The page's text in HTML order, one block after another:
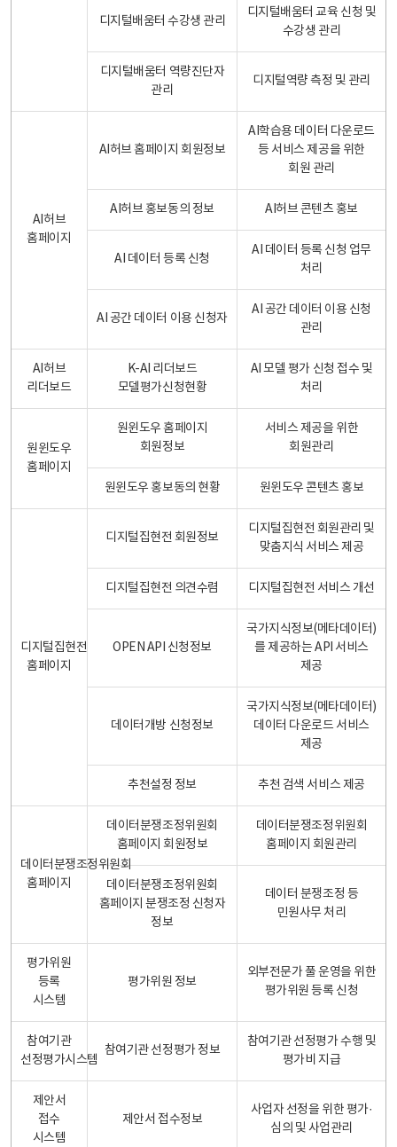
디지털배움터 수강생 관리
디지털배움터 교육 신청 및
수강생 관리
디지털배움터 역량진단자
관리
디지털역량 측정 및 관리
AI허브
홈페이지
AI허브 홈페이지 회원정보
AI학습용 데이터 다운로드
등 서비스 제공을 위한
회원 관리
AI허브 홍보동의 정보 AI허브 콘텐츠 홍보
AI 데이터 등록 신청
AI 데이터 등록 신청 업무
처리
AI 공간 데이터 이용 신청자
AI 공간 데이터 이용 신청
관리
AI허브
리더보드
K-AI 리더보드
모델평가신청현황
AI 모델 평가 신청 접수 및
처리
원윈도우
홈페이지
원윈도우 홈페이지
회원정보
서비스 제공을 위한
회원관리
원윈도우 홍보동의 현황 원윈도우 콘텐츠 홍보
디지털집현전
홈페이지
디지털집현전 회원정보
디지털집현전 회원관리 및
맞춤지식 서비스 제공
디지털집현전 의견수렴 디지털집현전 서비스 개선
OPEN API 신청정보
국가지식정보(메타데이터)
를 제공하는 API 서비스
제공
데이터개방 신청정보
국가지식정보(메타데이터)
데이터 다운로드 서비스
제공
추천설정 정보 추천 검색 서비스 제공
데이터분쟁조정위원회
홈페이지
데이터분쟁조정위원회
홈페이지 회원정보
데이터분쟁조정위원회
홈페이지 회원관리
데이터분쟁조정위원회
홈페이지 분쟁조정 신청자
정보
데이터 분쟁조정 등
민원사무 처리
평가위원
등록
시스템
평가위원 정보
외부전문가 풀 운영을 위한
평가위원 등록 신청
참여기관
선정평가시스템
참여기관 선정평가 정보
참여기관 선정평가 수행 및
평가비 지급
제안서
접수
시스템
제안서 접수정보
사업자 선정을 위한 평가·
심의 및 사업관리